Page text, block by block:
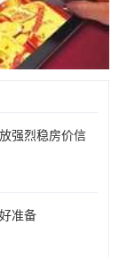
强烈稳房价信
准备